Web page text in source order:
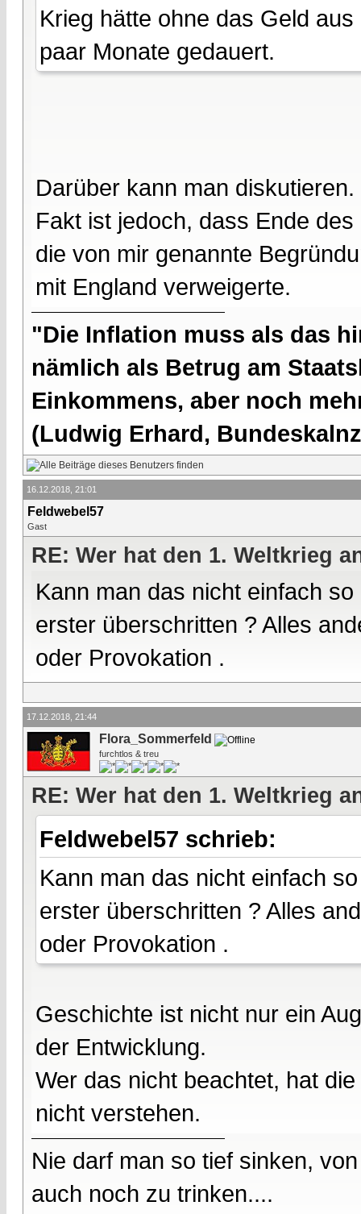
Krieg hätte ohne das Geld
paar Monate gedauert.
Darüber kann man diskutieren.
Fakt ist jedoch, dass Ende
die von mir genannte
mit England verweigerte.
"Die Inflation muss als das
nämlich als Betrug am
Einkommens, aber noch
(Ludwig Erhard,
16.12.2018, 21:01
Feldwebel57
Gast
RE: Wer hat den 1. Weltkrieg
Kann man das nicht einfach
erster überschritten ? Alles
oder Provokation .
17.12.2018, 21:44
Flora_Sommerfeld
furchtlos & treu
RE: Wer hat den 1. Weltkrieg
Feldwebel57 schrieb:
Kann man das nicht einfach
erster überschritten ? Alles
oder Provokation .
Geschichte ist nicht nur ein
der Entwicklung.
Wer das nicht beachtet, hat
nicht verstehen.
Nie darf man so tief sinken,
auch noch zu trinken....